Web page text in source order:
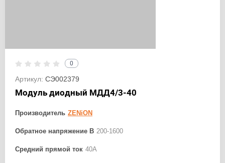
0
Артикул: СЭ002379
Модуль диодный МДД4/3-40
Производитель ZENiON
Обратное напряжение В 200-1600
Средний прямой ток 40А